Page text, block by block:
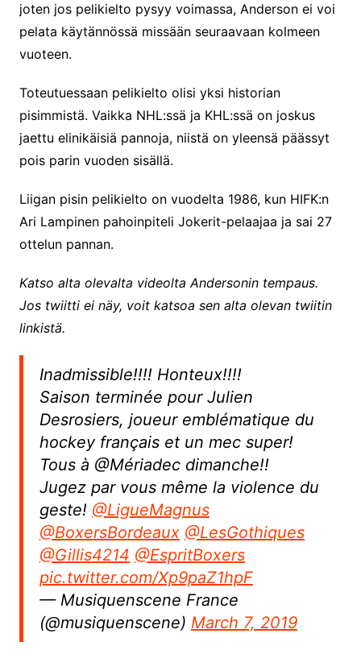
joten jos pelikielto pysyy voimassa, Anderson ei voi
pelata käytännössä missään seuraavaan kolmeen
vuoteen.
Toteutuessaan pelikielto olisi yksi historian
pisimmistä. Vaikka NHL:ssä ja KHL:ssä on joskus
jaettu elinikäisiä pannoja, niistä on yleensä päässyt
pois parin vuoden sisällä.
Liigan pisin pelikielto on vuodelta 1986, kun HIFK:n
Ari Lampinen pahoinpiteli Jokerit-pelaajaa ja sai 27
ottelun pannan.
Katso alta olevalta videolta Andersonin tempaus.
Jos twiitti ei näy, voit katsoa sen alta olevan twiitin
linkistä.
Inadmissible!!!! Honteux!!!!
Saison terminée pour Julien
Desrosiers, joueur emblématique du
hockey français et un mec super!
Tous à @Mériadec dimanche!!
Jugez par vous même la violence du
geste! @LigueMagnus
@BoxersBordeaux @LesGothiques
@Gillis4214 @EspritBoxers
pic.twitter.com/Xp9paZ1hpF
— Musiquenscene France
(@musiquenscene) March 7, 2019